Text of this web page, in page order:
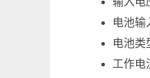
电池输
电池类
工作电